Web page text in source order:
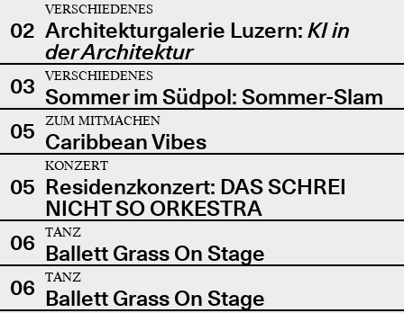
02
VERSCHIEDENES
Architekturgalerie Luzern: KI in
der Architektur
03
VERSCHIEDENES
Sommer im Südpol: Sommer-Slam
05
ZUM MITMACHEN
Caribbean Vibes
05
KONZERT
Residenzkonzert: DAS SCHREI
NICHT SO ORKESTRA
06
TANZ
Ballett Grass On Stage
06
TANZ
Ballett Grass On Stage